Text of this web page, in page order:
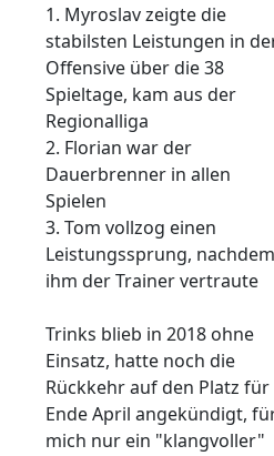
1. Myroslav zeigte die
stabilsten Leistungen in
Offensive über die 38
Spieltage, kam aus der
Regionalliga
2. Florian war der
Dauerbrenner in allen
Spielen
3. Tom vollzog einen
Leistungssprung, nachdem
ihm der Trainer vertraute
Trinks blieb in 2018 ohne
Einsatz, hatte noch die
Rückkehr auf den Platz für
Ende April angekündigt,
mich nur ein "klangvoller"